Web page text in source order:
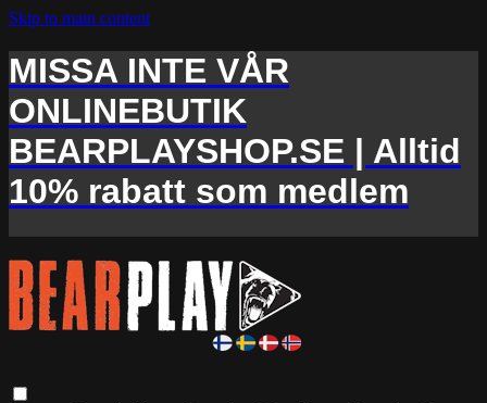
Skip to main content
MISSA INTE VÅR
ONLINEBUTIK
BEARPLAYSHOP.SE | Alltid
10% rabatt som medlem